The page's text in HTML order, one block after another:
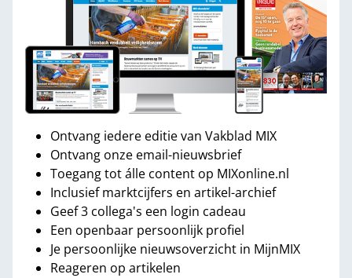
Ontvang iedere editie van Vakblad MIX
Ontvang onze email-nieuwsbrief
Toegang tot álle content op MIXonline.nl
Inclusief marktcijfers en artikel-archief
Geef 3 collega's een login cadeau
Een openbaar persoonlijk profiel
Je persoonlijke nieuwsoverzicht in MijnMIX
Reageren op artikelen